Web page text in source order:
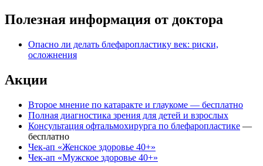
Полезная информация от доктора
Опасно ли делать блефаропластику век: риски,
осложнения
Акции
Второе мнение по катаракте и глаукоме — бесплатно
Полная диагностика зрения для детей и взрослых
Консультация офтальмохирурга по блефаропластике —
бесплатно
Чек-ап «Женское здоровье 40+»
Чек-ап «Мужское здоровье 40+»